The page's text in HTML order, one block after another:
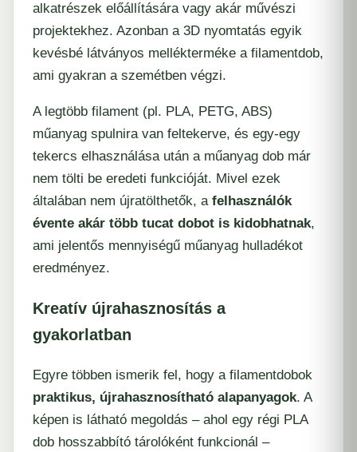
alkatrészek előállítására vagy akár művészi
projektekhez. Azonban a 3D nyomtatás egyik
kevésbé látványos mellékterméke a filamentdob,
ami gyakran a szemétben végzi.
A legtöbb filament (pl. PLA, PETG, ABS)
műanyag spulnira van feltekerve, és egy-egy
tekercs elhasználása után a műanyag dob már
nem tölti be eredeti funkcióját. Mivel ezek
általában nem újratölthetők, a felhasználók
évente akár több tucat dobot is kidobhatnak,
ami jelentős mennyiségű műanyag hulladékot
eredményez.
Kreatív újrahasznosítás a
gyakorlatban
Egyre többen ismerik fel, hogy a filamentdobok
praktikus, újrahasznosítható alapanyagok. A
képen is látható megoldás – ahol egy régi PLA
dob hosszabbító tárolóként funkcionál –